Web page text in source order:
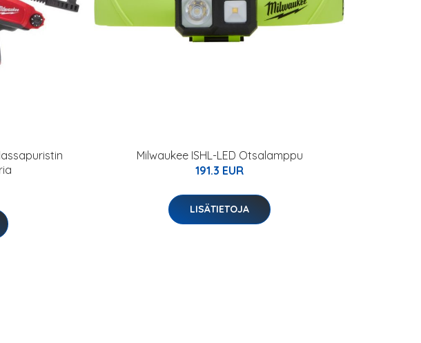
Milwaukee ISHL-LED Otsalamppu
191.3 EUR
LISÄTIETOJA